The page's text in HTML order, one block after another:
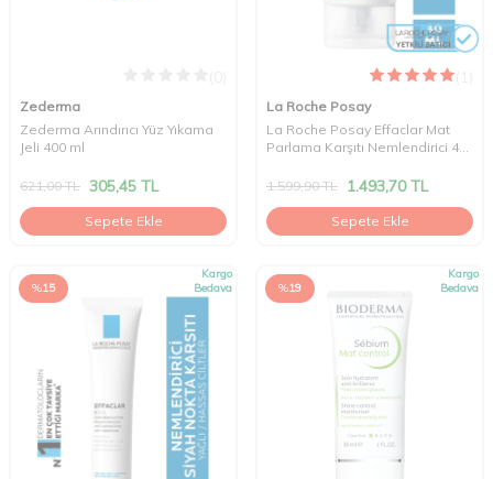
Zederma
Zederma Arındırıcı Yüz Yıkama
Jeli 400 ml
621,00TL 305,45 TL
Sepete Ekle
La Roche Posay
La Roche Posay Effaclar Mat
Parlama Karşıtı Nemlendirici 40
1.599,90TL 1.493,70TL
Sepete Ekle
%15
Kargo
Bedava
%19
Kargo
Bedava